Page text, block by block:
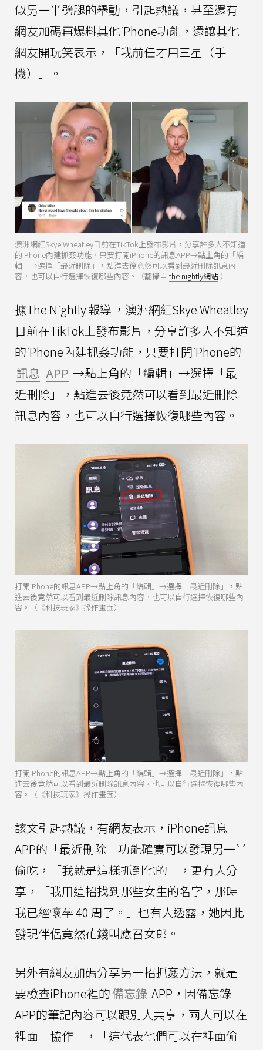
似另一半劈腿的舉動，引起熱議，甚至還有
網友加碼再爆料其他iPhone功能，還讓其他
網友開玩笑表示，「我前任才用三星（手
機）」。
澳洲網紅Skye Wheatley日前在TikTok上發布影片，分享許多人不知道
的iPhone內建抓姦功能，只要打開iPhone的訊息APP→點上角的「編
輯」→選擇「最近刪除」，點進去後竟然可以看到最近刪除訊息內
容，也可以自行選擇恢復哪些內容。（翻攝自 the nightly網站 ）
據The Nightly報導 ，澳洲網紅Skye Wheatley
日前在TikTok上發布影片，分享許多人不知道
的iPhone內建抓姦功能，只要打開iPhone的
訊息 APP →點上角的「編輯」→選擇「最
近刪除」，點進去後竟然可以看到最近刪除
訊息內容，也可以自行選擇恢復哪些內容。
打開iPhone的訊息APP→點上角的「編輯」→選擇「最近刪除」，點
進去後竟然可以看到最近刪除訊息內容，也可以自行選擇恢復哪些內
容。（《科技玩家》操作畫面）
打開iPhone的訊息APP→點上角的「編輯」→選擇「最近刪除」，點
進去後竟然可以看到最近刪除訊息內容，也可以自行選擇恢復哪些內
容。（《科技玩家》操作畫面）
該文引起熱議，有網友表示，iPhone訊息
APP的「最近刪除」功能確實可以發現另一半
偷吃，「我就是這樣抓到他的」，更有人分
享，「我用這招找到那些女生的名字，那時
我已經懷孕 40 周了。」也有人透露，她因此
發現伴侶竟然花錢叫應召女郎。
另外有網友加碼分享另一招抓姦方法，就是
要檢查iPhone裡的備忘錄 APP，因備忘錄
APP的筆記內容可以跟別人共享，兩人可以在
裡面「協作」，「這代表他們可以在裡面偷